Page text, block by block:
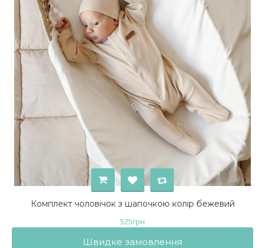
Комплект чоловічок з шапочкою колір бежевий
525грн
Швидке замовлення